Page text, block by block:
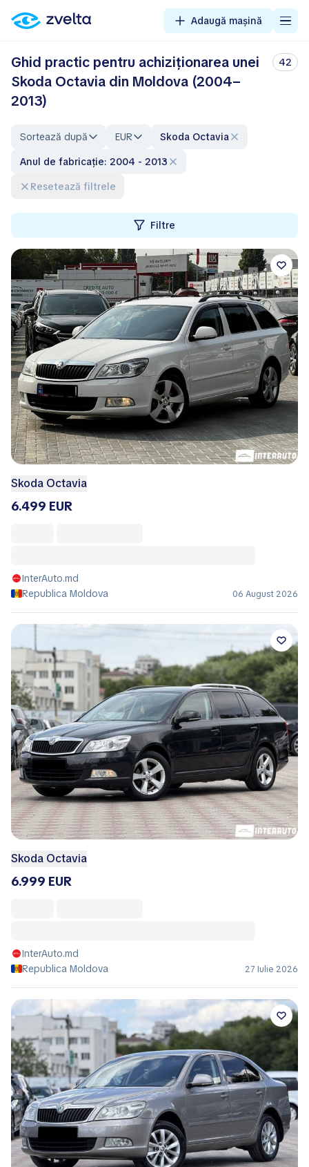
Adaugă mașină
Ghid practic pentru achiziționarea unei
Skoda Octavia din Moldova (2004–
2013)
42
Sortează după EUR
Skoda Octavia
Anul de fabricație: 2004 - 2013
Resetează filtrele
Filtre
Skoda Octavia
6.499 EUR
InterAuto.md
Republica Moldova
06 August 2026
Skoda Octavia
6.999 EUR
InterAuto.md
Republica Moldova
27 Iulie 2026